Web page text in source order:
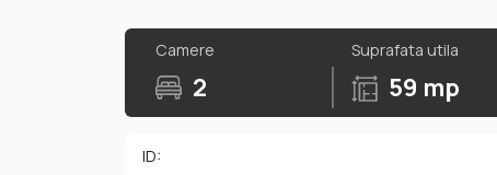
Camere
2
Suprafata utila
59 mp
ID: